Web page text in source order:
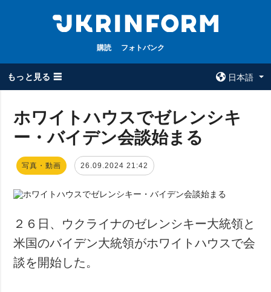
購読 フォトバンク
もっと見る ☰
日本語
全てのトピック
被占領地
政治
防衛
社会・文化
スポーツ
ウクルインフォ
ルム
コンタクト
ホワイトハウスでゼレンシキ
ー・バイデン会談始まる
写真・動画 26.09.2024 21:42
２６日、ウクライナのゼレンシキー大統領と
米国のバイデン大統領がホワイトハウスで会
談を開始した。